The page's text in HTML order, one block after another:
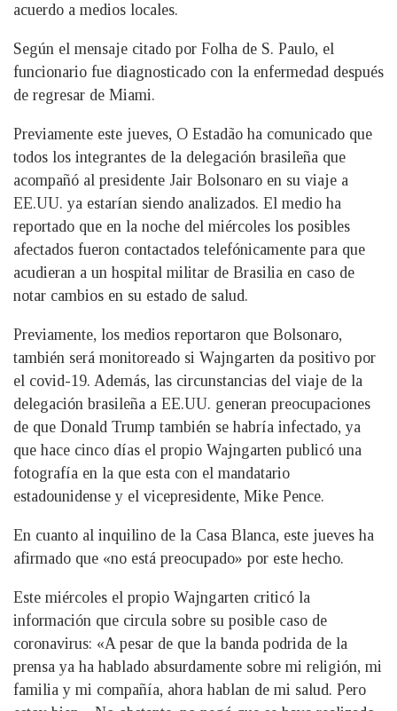
acuerdo a medios locales.
Según el mensaje citado por Folha de S. Paulo, el
funcionario fue diagnosticado con la enfermedad después
de regresar de Miami.
Previamente este jueves, O Estadão ha comunicado que
todos los integrantes de la delegación brasileña que
acompañó al presidente Jair Bolsonaro en su viaje a
EE.UU. ya estarían siendo analizados. El medio ha
reportado que en la noche del miércoles los posibles
afectados fueron contactados telefónicamente para que
acudieran a un hospital militar de Brasilia en caso de
notar cambios en su estado de salud.
Previamente, los medios reportaron que Bolsonaro,
también será monitoreado si Wajngarten da positivo por
el covid-19. Además, las circunstancias del viaje de la
delegación brasileña a EE.UU. generan preocupaciones
de que Donald Trump también se habría infectado, ya
que hace cinco días el propio Wajngarten publicó una
fotografía en la que esta con el mandatario
estadounidense y el vicepresidente, Mike Pence.
En cuanto al inquilino de la Casa Blanca, este jueves ha
afirmado que «no está preocupado» por este hecho.
Este miércoles el propio Wajngarten criticó la
información que circula sobre su posible caso de
coronavirus: «A pesar de que la banda podrida de la
prensa ya ha hablado absurdamente sobre mi religión, mi
familia y mi compañía, ahora hablan de mi salud. Pero